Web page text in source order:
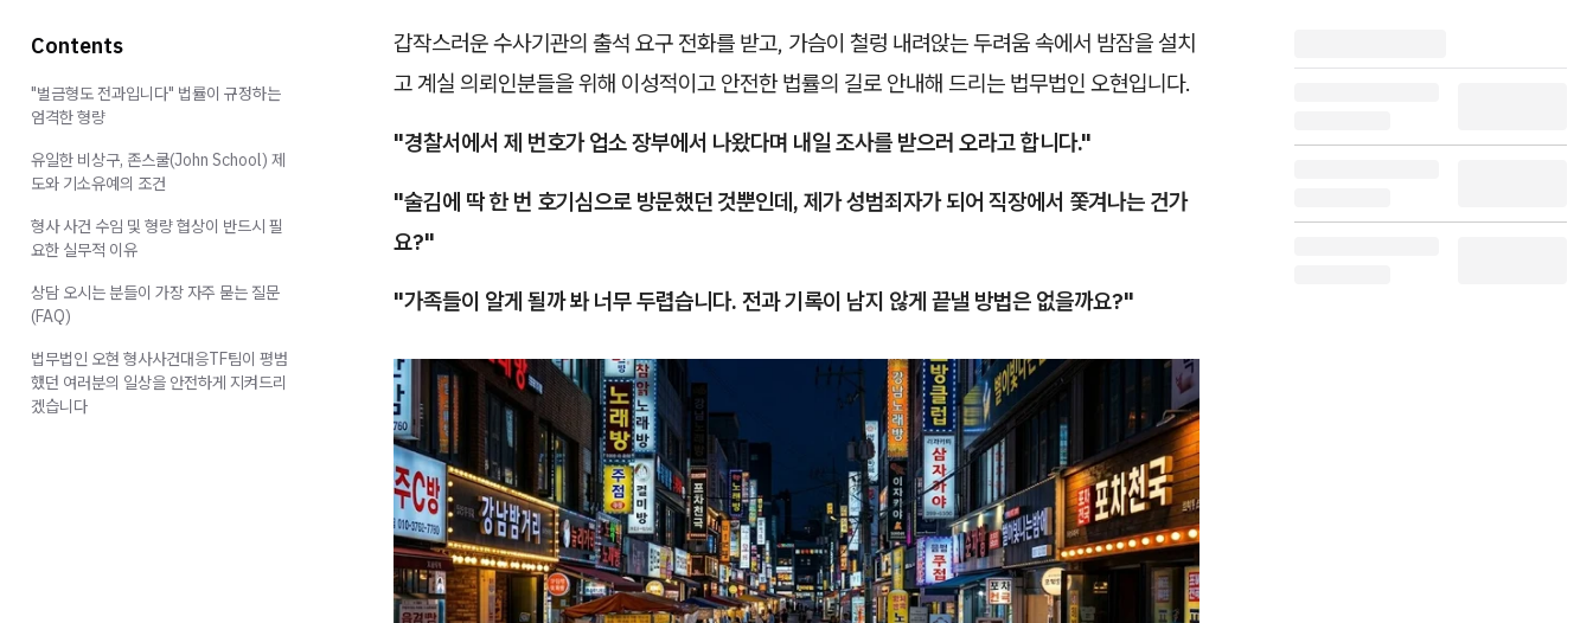
갑작스러운 수사기관의 출석 요구 전화를 받고, 가슴이 철렁 내려앉는 두려움 속에서 밤잠을 설치
고 계실 의뢰인분들을 위해 이성적이고 안전한 법률의 길로 안내해 드리는 법무법인 오현입니다.
"경찰서에서 제 번호가 업소 장부에서 나왔다며 내일 조사를 받으러 오라고 합니다."
"술김에 딱 한 번 호기심으로 방문했던 것뿐인데, 제가 성범죄자가 되어 직장에서 쫓겨나는 건가
요?"
"가족들이 알게 될까 봐 너무 두렵습니다. 전과 기록이 남지 않게 끝낼 방법은 없을까요?"
Contents
"벌금형도 전과입니다" 법률이 규정하는
엄격한 형량
유일한 비상구, 존스쿨(John School) 제
도와 기소유예의 조건
형사 사건 수임 및 형량 협상이 반드시 필
요한 실무적 이유
상담 오시는 분들이 가장 자주 묻는 질문
(FAQ)
법무법인 오현 형사사건대응TF팀이 평범
했던 여러분의 일상을 안전하게 지켜드리
겠습니다